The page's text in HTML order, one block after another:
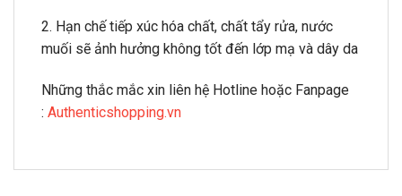
2. Hạn chế tiếp xúc hóa chất, chất tẩy rửa, nước
muối sẽ ảnh hưởng không tốt đến lớp mạ và dây da
Những thắc mắc xin liên hệ Hotline hoặc Fanpage
: Authenticshopping.vn